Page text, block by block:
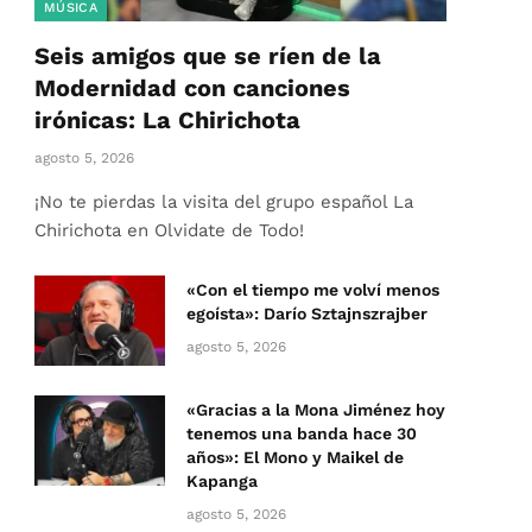
MÚSICA
Seis amigos que se ríen de la
Modernidad con canciones
irónicas: La Chirichota
agosto 5, 2026
¡No te pierdas la visita del grupo español La
Chirichota en Olvidate de Todo!
«Con el tiempo me volví menos
egoísta»: Darío Sztajnszrajber
agosto 5, 2026
«Gracias a la Mona Jiménez hoy
tenemos una banda hace 30
años»: El Mono y Maikel de
Kapanga
agosto 5, 2026